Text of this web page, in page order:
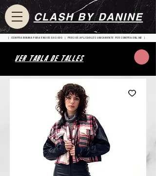
| COMPRA MINIMA PARA ENVIOS $80.000 | PRECIOS APLICABLES UNICAMENTE POR COMPRA ONLINE |
CLASH BY DANINE
VER TABLA DE TALLES